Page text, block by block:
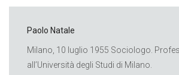
Paolo Natale
Milano, 10 luglio 1955 Sociologo.
all’Università degli Studi di Milano.